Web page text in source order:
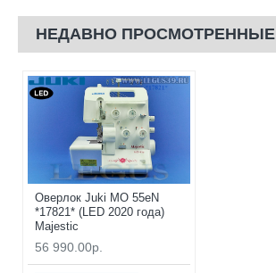
НЕДАВНО ПРОСМОТРЕННЫЕ
Оверлок Juki MO 55eN
*17821* (LED 2020 года)
Majestic
56 990.00р.